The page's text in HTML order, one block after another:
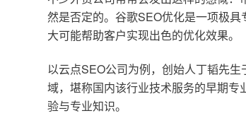
然是否定的。谷歌SEO优化是一项极
大可能帮助客户实现出色的优化效果。
以云点SEO公司为例，创始人丁韬先
域，堪称国内该行业技术服务的早期
验与专业知识。